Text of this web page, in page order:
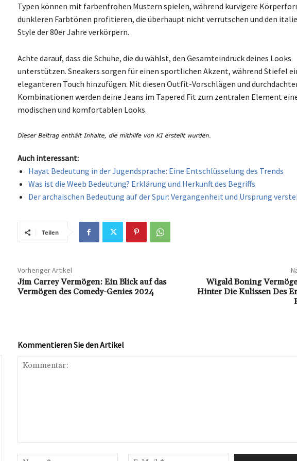
Typen können mit farbenfrohen Mustern spielen, während kurvigere
dunkleren Farbtönen profitieren, die überhaupt nicht verrutschen und den
Style der 80er Jahre verkörpern.
Achte darauf, dass die Schuhe, die du wählst, den Gesamteindruck deines Looks
unterstützen. Sneakers sorgen für einen sportlichen Akzent, während Stiefel
eleganteren Touch hinzufügen. Mit diesen Outfit-Vorschlägen und
Kombinationen werden deine Jeans im Tapered Fit zum zentralen Element
modischen und komfortablen Looks.
Auch interessant:
Hayat Bedeutung in der Jugendsprache: Eine Entschlüsselung des Trends
Was ist die Weeb Bedeutung? Erklärung und Herkunft des Begriffs
Der archaischen Bedeutung auf der Spur: Vergangenheit und Ursprung
Teilen
Vorheriger Artikel
Jim Carrey Vermögen: Ein Blick auf das
Vermögen des Comedy-Genies 2024
Wigald Boning
Hinter Die Kulissen Des
Kommentieren Sie den Artikel
Name:*